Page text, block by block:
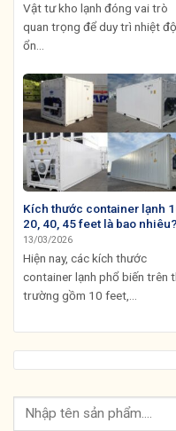
Vật tư kho lạnh đóng vai trò
quan trọng để duy trì nhiệt độ
ổn...
Kích thước container lạnh
20, 40, 45 feet là bao nhiêu?
13/03/2026
Hiện nay, các kích thước
container lạnh phổ biến trên
trường gồm 10 feet,...